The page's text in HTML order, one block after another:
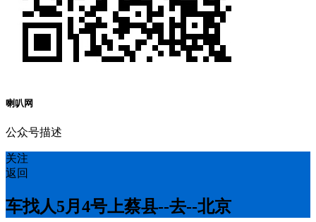
喇叭网
公众号描述
关注
返回
车找人5月4号上蔡县--去--北京